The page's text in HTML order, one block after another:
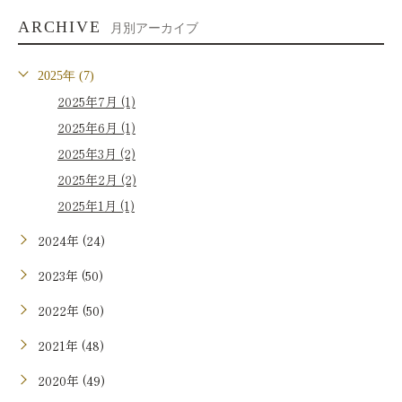
ARCHIVE 月別アーカイブ
2025年 (7)
2025年7月 (1)
2025年6月 (1)
2025年3月 (2)
2025年2月 (2)
2025年1月 (1)
2024年 (24)
2023年 (50)
2022年 (50)
2021年 (48)
2020年 (49)